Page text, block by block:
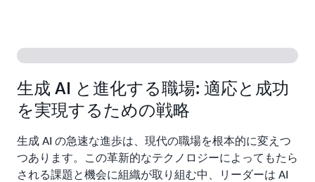
生成 AI と進化する職場: 適応と成功
を実現するための戦略
生成 AI の急速な進歩は、現代の職場を根本的に変えつ
つあります。この革新的なテクノロジーによってもたら
される課題と機会に組織が取り組む中、リーダーは AI